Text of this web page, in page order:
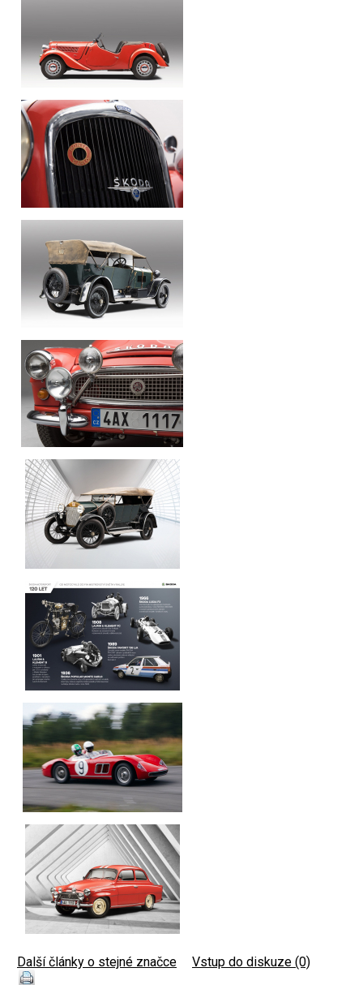
Další články o stejné značce Vstup do diskuze (0)